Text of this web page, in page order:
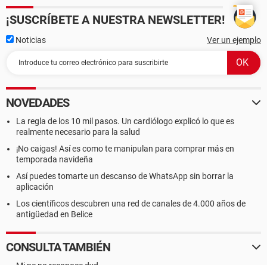
¡SUSCRÍBETE A NUESTRA NEWSLETTER!
Noticias Ver un ejemplo
NOVEDADES
La regla de los 10 mil pasos. Un cardiólogo explicó lo que es
realmente necesario para la salud
¡No caigas! Así es como te manipulan para comprar más en
temporada navideña
Así puedes tomarte un descanso de WhatsApp sin borrar la
aplicación
Los científicos descubren una red de canales de 4.000 años de
antigüedad en Belice
CONSULTA TAMBIÉN